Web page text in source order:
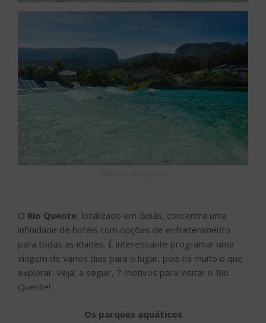
O Rio Quente, localizado em Goiás, concentra uma
infinidade de hotéis com opções de entretenimento
para todas as idades. É interessante programar uma
viagem de vários dias para o lugar, pois há muito o que
explorar. Veja, a seguir, 7 motivos para visitar o Rio
Quente!
Os parques aquáticos